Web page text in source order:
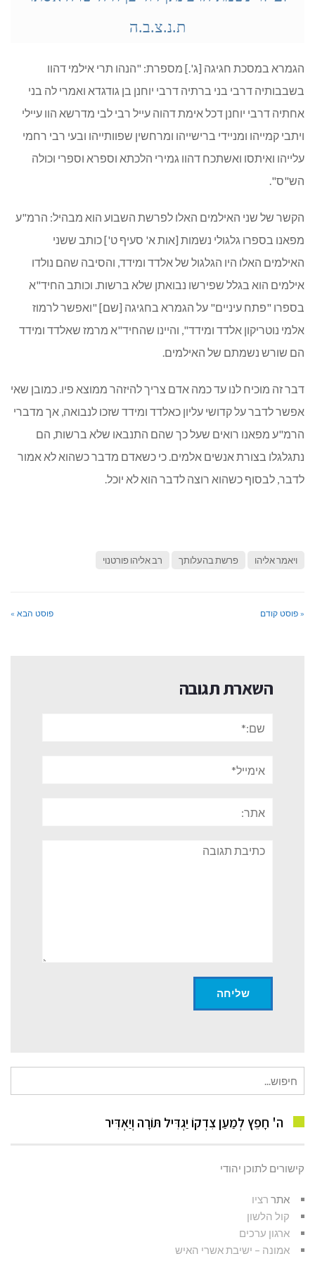
ת.נ.צ.ב.ה
הגמרא במסכת חגיגה [ג'.] מספרת: "הנהו תרי אילמי דהוו
בשבבותיה דרבי בני ברתיה דרבי יוחנן בן גודגדא ואמרי לה בני
אחתיה דרבי יוחנן דכל אימת דהוה עייל רבי לבי מדרשא הוו עיילי
ויתבי קמייהו ומניידי ברישייהו ומרחשין שפוותייהו ובעי רבי רחמי
עלייהו ואיתסו ואשתכח דהוו גמירי הלכתא וספרא וספרי וכולה
הש"ס".
הקשר של שני האילמים האלו לפרשת השבוע הוא מבהיל: הרמ"ע
מפאנו בספרו גלגולי נשמות [אות א' סעיף ט'] כותב ששני
האילמים האלו היו הגלגול של אלדד ומידד, והסיבה שהם נולדו
אילמים הוא בגלל שפירשו נבואתן שלא ברשות. וכותב החיד"א
בספרו "פתח עיניים" על הגמרא בחגיגה [שם] "ואפשר לרמוז
אלמי נוטריקון אלדד ומידד", והיינו שהחיד"א מרמז שאלדד ומידד
הם שורש נשמתם של האילמים.
דבר זה מוכיח לנו עד כמה אדם צריך להיזהר ממוצא פיו. כמובן שאי
אפשר לדבר על קדושי עליון כאלדד ומידד שזכו לנבואה, אך מדברי
הרמ"ע מפאנו רואים שעל כך שהם התנבאו שלא ברשות, הם
נתגלגלו בצורת אנשים אלמים. כי כשאדם מדבר כשהוא לא אמור
לדבר, לבסוף כשהוא רוצה לדבר הוא לא יוכל.
ויאמר אליהו פרשת בהעלותך רב אליהו פורטנוי
« פוסט קודם פוסט הבא »
השארת תגובה
תגובה
עבור:
ה' חָפֵץ לְמַעַן צִדְקוֹ יַגְדִּיל תּוֹרָה וְיַאְדִּיר
קישורים לתוכן יהודי
אתר רציו
קול הלשון
ארגון ערכים
אמונה – ישיבת אשרי האיש